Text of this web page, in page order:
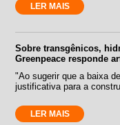
LER MAIS
Sobre transgênicos,
Greenpeace responde
"Ao sugerir que a baixa
justificativa para a
LER MAIS